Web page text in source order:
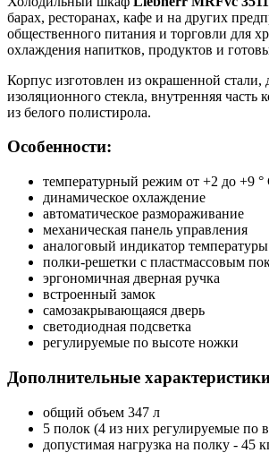
барах, ресторанах, кафе и на других
общественного питания и торговли для
охлаждения напитков, продуктов и
Корпус изготовлен из окрашенной стали,
изоляционного стекла, внутренняя часть
из белого полистирола.
Особенности:
температурный режим от +2 до +9 °
динамическое охлаждение
автоматическое размораживание
механическая панель управления
аналоговый индикатор температуры
полки-решетки с пластмассовым
эргономичная дверная ручка
встроенный замок
самозакрывающаяся дверь
светодиодная подсветка
регулируемые по высоте ножки
Дополнительные
общий объем 347 л
5 полок (4 из них регулируемые по
допустимая нагрузка на полку - 45